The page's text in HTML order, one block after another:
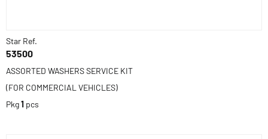
Star Ref.
53500
ASSORTED WASHERS SERVICE KIT
(FOR COMMERCIAL VEHICLES)
Pkg1 pcs